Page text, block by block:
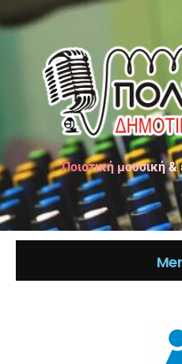
Ποιοτική μουσική